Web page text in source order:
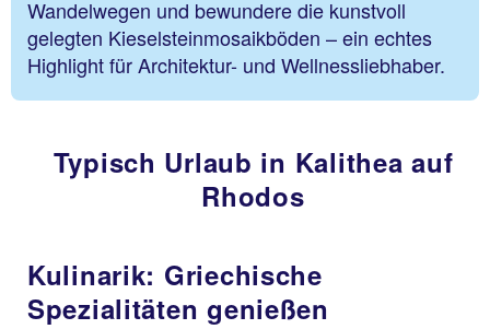
Wandelwegen und bewundere die kunstvoll
gelegten Kieselsteinmosaikböden – ein echtes
Highlight für Architektur- und Wellnessliebhaber.
Typisch Urlaub in Kalithea auf
Rhodos
Kulinarik: Griechische
Spezialitäten genießen